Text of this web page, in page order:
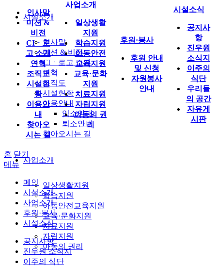
시설소개
인사말
미션 & 비전
CIㆍ로고 소개
연혁
조직도
시설현황
이용안내
입소안내
퇴소안내
찾아오시는 길
사업소개
일상생활지원
학습지원
아동안전교육지원
교육·문화지원
치료지원
자립지원
아동의 권리
인사말
미션 &
비전
CIㆍ로
고 소개
연혁
조직도
시설현
황
이용안
내
찾아오
시는 길
사업소개
일상생활
지원
학습지원
아동안전
교육지원
교육·문화
지원
치료지원
자립지원
아동의 권
리
후원·봉사
후원 안내
및 신청
자원봉사
안내
시설소식
공지사
항
진우원
소식지
이주의
식단
우리들
의 공간
자유게
시판
홈 닫기
메뉴
메인
시설소개
사업소개
후원·봉사
시설소식
공지사항
진우원 소식지
이주의 식단